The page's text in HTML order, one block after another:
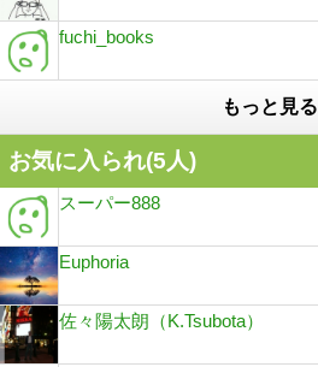
fuchi_books
もっと見る
お気に入られ(5人)
スーパー888
Euphoria
佐々陽太朗（K.Tsubota）